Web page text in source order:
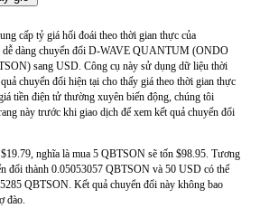
cấp tỷ giá hối đoái theo thời gian thực của
dàng chuyển đổi D-WAVE QUANTUM (ONDO
sang USD. Công cụ này sử dụng dữ liệu thời
chuyển đổi hiện tại cho thấy giá theo thời gian thực
tiền điện tử thường xuyên biến động, chúng tôi
này trước khi giao dịch để xem kết quả chuyển đổi
nghĩa là mua 5 QBTSON sẽ tốn $98.95. Tương
đổi thành 0.05053057 QBTSON và 50 USD có thể
QBTSON. Kết quả chuyển đổi này không bao
đào.